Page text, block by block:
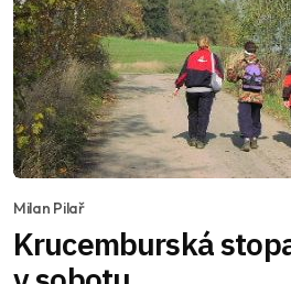
Milan Pilař
Krucemburská